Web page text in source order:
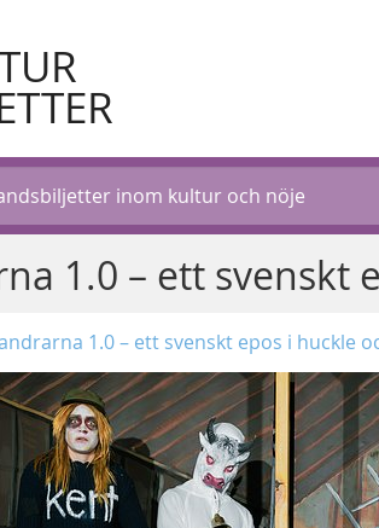
1.0 – ett svenskt
1.0 – ett svenskt epos i huckle